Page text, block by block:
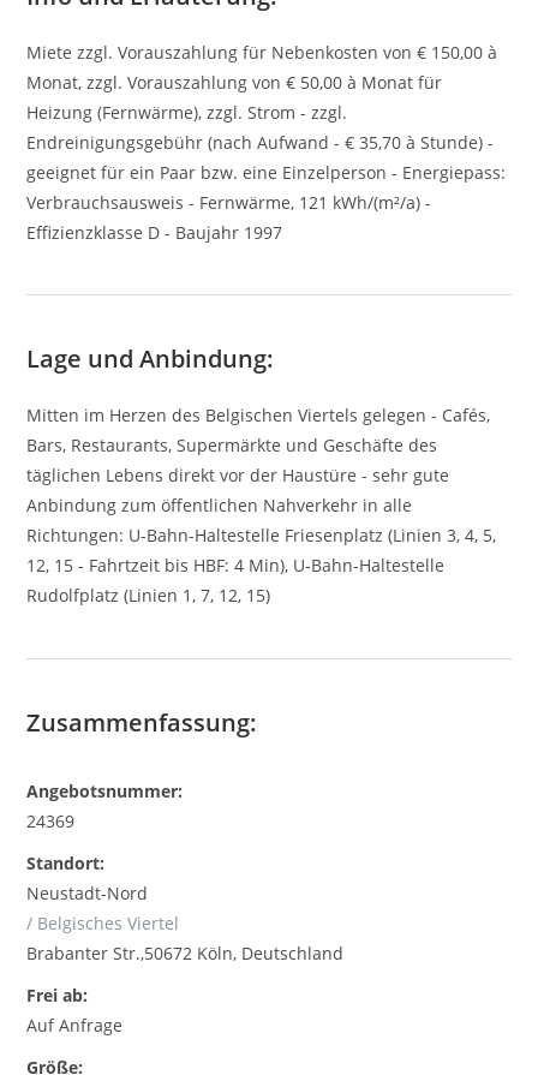
Miete zzgl. Vorauszahlung für Nebenkosten von € 150,00 à
Monat, zzgl. Vorauszahlung von € 50,00 à Monat für
Heizung (Fernwärme), zzgl. Strom - zzgl.
Endreinigungsgebühr (nach Aufwand - € 35,70 à Stunde) -
geeignet für ein Paar bzw. eine Einzelperson - Energiepass:
Verbrauchsausweis - Fernwärme, 121 kWh/(m²/a) -
Effizienzklasse D - Baujahr 1997
Lage und Anbindung:
Mitten im Herzen des Belgischen Viertels gelegen - Cafés,
Bars, Restaurants, Supermärkte und Geschäfte des
täglichen Lebens direkt vor der Haustüre - sehr gute
Anbindung zum öffentlichen Nahverkehr in alle
Richtungen: U-Bahn-Haltestelle Friesenplatz (Linien 3, 4, 5,
12, 15 - Fahrtzeit bis HBF: 4 Min), U-Bahn-Haltestelle
Rudolfplatz (Linien 1, 7, 12, 15)
Zusammenfassung:
Angebotsnummer:
24369
Standort:
Neustadt-Nord
/ Belgisches Viertel
Brabanter Str.,50672 Köln, Deutschland
Frei ab:
Auf Anfrage
Größe: